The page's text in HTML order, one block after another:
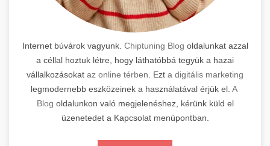
Internet búvárok vagyunk. Chiptuning Blog oldalunkat azzal
a céllal hoztuk létre, hogy láthatóbbá tegyük a hazai
vállalkozásokat az online térben . Ezt a digitális marketing
legmodernebb eszközeinek a használatával érjük el. A
Blog oldalunkon való megjelenéshez, kérünk küld el
üzenetedet a Kapcsolat menüpontban.